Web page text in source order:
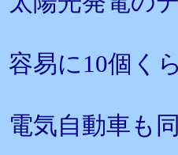
容易に10個く
電気自動車も同